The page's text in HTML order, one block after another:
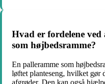
Hvad er fordelene
som højbedsramme?
En palleramme som
løftet planteseng, hvilket gør
afgrøder. Den kan også